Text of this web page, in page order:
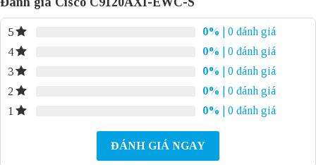
5 0%
| 0 đánh giá
4
0%
| 0 đánh giá
3
0%
| 0 đánh giá
2
0%
| 0 đánh giá
1
0% | 0 đánh giá
ĐÁNH GIÁ NGAY